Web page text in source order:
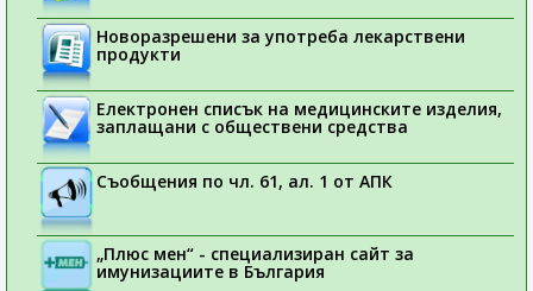
Новоразрешени за употреба лекарствени
продукти
Електронен списък на медицинските изделия,
заплащани с обществени средства
Съобщения по чл. 61, ал. 1 от АПК
„Плюс мен“ - специализиран сайт за
имунизациите в България